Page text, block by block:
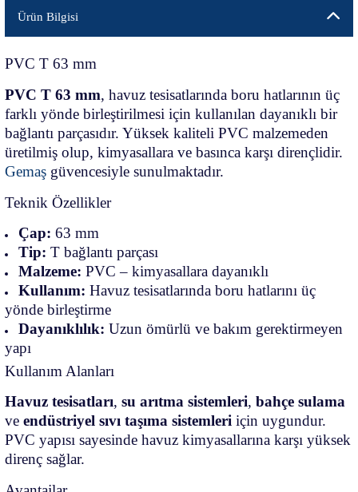
Ürün Bilgisi
PVC T 63 mm
PVC T 63 mm, havuz tesisatlarında boru hatlarının üç
farklı yönde birleştirilmesi için kullanılan dayanıklı bir
bağlantı parçasıdır. Yüksek kaliteli PVC malzemeden
üretilmiş olup, kimyasallara ve basınca karşı dirençlidir.
Gemaş güvencesiyle sunulmaktadır.
Teknik Özellikler
Çap: 63 mm
Tip: T bağlantı parçası
Malzeme: PVC – kimyasallara dayanıklı
Kullanım: Havuz tesisatlarında boru hatlarını üç
yönde birleştirme
Dayanıklılık: Uzun ömürlü ve bakım gerektirmeyen
yapı
Kullanım Alanları
Havuz tesisatları, su arıtma sistemleri, bahçe sulama
ve endüstriyel sıvı taşıma sistemleri için uygundur.
PVC yapısı sayesinde havuz kimyasallarına karşı yüksek
direnç sağlar.